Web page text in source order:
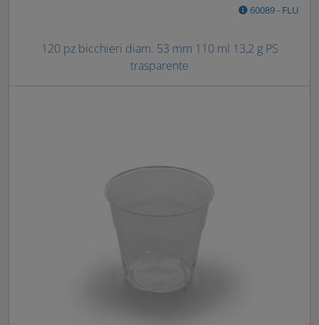
60089 - FLU
120 pz bicchieri diam. 53 mm 110 ml 13,2 g PS
trasparente